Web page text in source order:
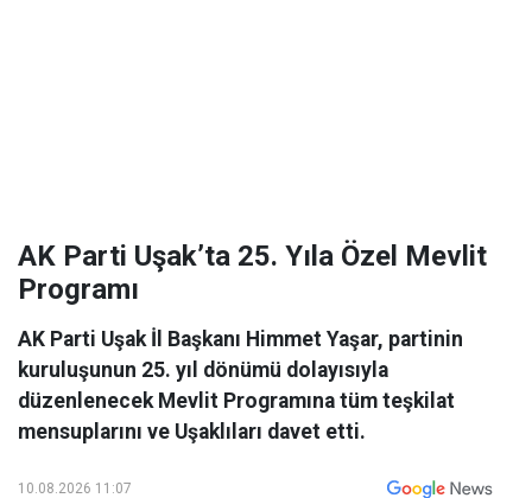
AK Parti Uşak’ta 25. Yıla Özel Mevlit
Programı
AK Parti Uşak İl Başkanı Himmet Yaşar, partinin
kuruluşunun 25. yıl dönümü dolayısıyla
düzenlenecek Mevlit Programına tüm teşkilat
mensuplarını ve Uşaklıları davet etti.
10.08.2026 11:07